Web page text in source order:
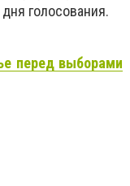
голосования.
перед выборами